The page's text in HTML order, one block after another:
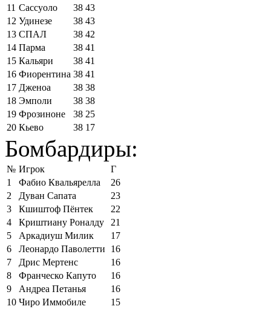
11 Сассуоло 38 43
12 Удинезе 38 43
13 СПАЛ 38 42
14 Парма 38 41
15 Кальяри 38 41
16 Фиорентина 38 41
17 Дженоа 38 38
18 Эмполи 38 38
19 Фрозиноне 38 25
20 Кьево 38 17
Бомбардиры:
№ Игрок
Г
1
Фабио Квальярелла
26
2
Дуван Сапата
23
3
Кшиштоф Пёнтек
22
4
Криштиану Роналду
21
5
Аркадиуш Милик
17
6
Леонардо Паволетти
16
7
Дрис Мертенс
16
8
Франческо Капуто
16
9
Андреа Петанья
16
10 Чиро Иммобиле
15